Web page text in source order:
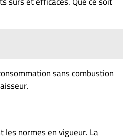
sans combustion
les normes en vigueur. La